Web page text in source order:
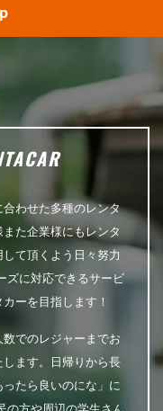
わせた多種のレンタ
た企業様にもレンタ
て頂くよう日々努力
ズに対応できるサービ
ーを目指します！
でのレジャーまでお
ます。日帰りから長
たら良いのにな」に